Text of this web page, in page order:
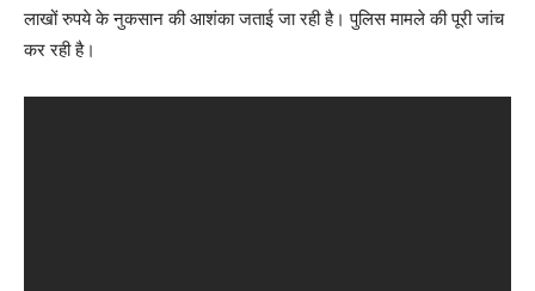
लाखों रुपये के नुकसान की आशंका जताई जा रही है। पुलिस मामले की पूरी जांच
कर रही है।